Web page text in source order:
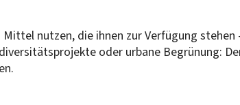
nutzen, die ihnen zur Verfügung stehen
oder urbane Begrünung: